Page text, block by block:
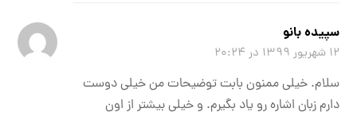
سپیده بانو
۱۲ شهریور ۱۳۹۹ در ۲۰:۲۴
سلام. خیلی ممنون بابت توضیحات من خیلی دوست
دارم زبان اشاره رو یاد بگیرم. و خیلی بیشتر از اون